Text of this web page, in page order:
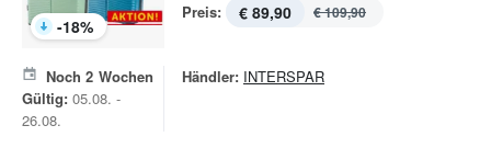
-18%
Preis: € 89,90 € 109,90
Noch 2 Wochen
Gültig: 05.08. -
26.08.
Händler: INTERSPAR